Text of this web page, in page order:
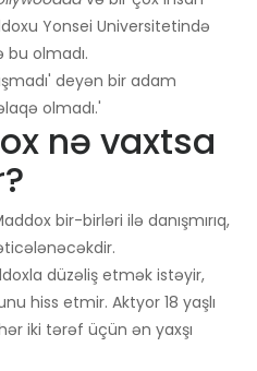
Yonsei Universitetində
olmadı.
deyən bir adam
olmadı.'
nə vaxtsa
bir-birləri ilə danışmırıq,
düzəliş etmək istəyir,
hiss etmir. Aktyor 18 yaşlı
iki tərəf üçün ən yaxşı